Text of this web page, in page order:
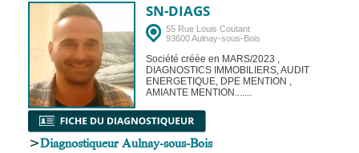
SN-DIAGS
55 Rue Louis Coutant
93600 Aulnay-sous-Bois
Société créée en MARS/2023 ,
DIAGNOSTICS IMMOBILIERS, AUDIT
ENERGETIQUE, DPE MENTION ,
AMIANTE MENTION.......
>Diagnostiqueur Aulnay-sous-Bois